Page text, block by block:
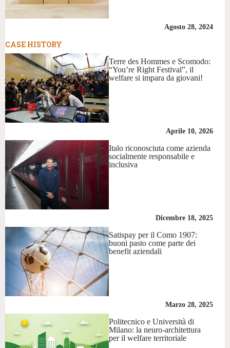
Agosto 28, 2024
CASE HISTORY
Terre des Hommes e Scomodo:
“You’re Right Festival”, il
welfare si impara da giovani!
Aprile 10, 2026
Italo riconosciuta come azienda
socialmente responsabile e
inclusiva
Dicembre 18, 2025
Satispay per il Como 1907:
buoni pasto come parte dei
benefit aziendali
Marzo 28, 2025
Politecnico e Università di
Milano: la neuro-architettura
per il welfare territoriale